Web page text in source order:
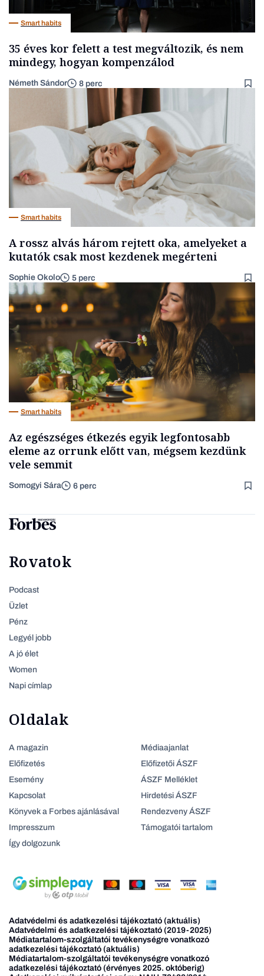
Smart habits
35 éves kor felett a test megváltozik, és nem
mindegy, hogyan kompenzálod
Németh Sándor 8 perc
Smart habits
A rossz alvás három rejtett oka, amelyeket a
kutatók csak most kezdenek megérteni
Sophie Okolo 5 perc
Smart habits
Az egészséges étkezés egyik legfontosabb
eleme az orrunk előtt van, mégsem kezdünk
vele semmit
Somogyi Sára 6 perc
Rovatok
Podcast
Üzlet
Pénz
Legyél jobb
A jó élet
Women
Napi címlap
Oldalak
A magazin
Előfizetés
Esemény
Kapcsolat
Könyvek a Forbes ajánlásával
Impresszum
Így dolgozunk
Médiaajanlat
Előfizetői ÁSZF
ÁSZF Melléklet
Hirdetési ÁSZF
Rendezveny ÁSZF
Támogatói tartalom
Adatvédelmi és adatkezelési tájékoztató (aktuális)
Adatvédelmi és adatkezelési tájékoztató (2019-2025)
Médiatartalom-szolgáltatói tevékenységre vonatkozó
adatkezelési tájékoztató (aktuális)
Médiatartalom-szolgáltatói tevékenységre vonatkozó
adatkezelési tájékoztató (érvényes 2025. októberig)